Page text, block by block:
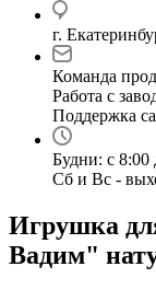
г.
Команда
Работа с
Поддержка
Будни: с 8:00
Сб и Вс -
Игрушка
Вадим"